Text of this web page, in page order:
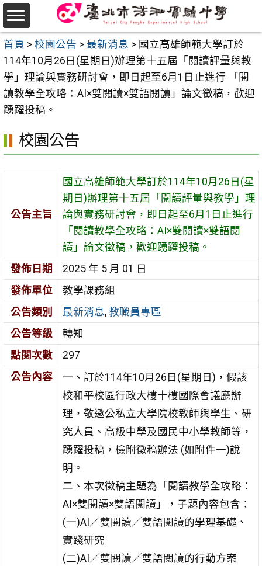
跳
至
主
要
內
容
區
首頁 > 校園公告 > 最新消息 > 國立高雄師範大學訂於
114年10月26日(星期日)辦理第十五屆「閱讀評量與教
學」理論與實務研討會，即日起至6月1日止進行 「閱
讀教學全攻略：AI×雙閱讀×雙語閱讀」論文徵稿，歡迎
踴躍投稿。
校園公告
公告主旨
國立高雄師範大學訂於114年10月26日(星
期日)辦理第十五屆「閱讀評量與教學」理
論與實務研討會，即日起至6月1日止進行
「閱讀教學全攻略：AI×雙閱讀×雙語閱
讀」論文徵稿，歡迎踴躍投稿。
發佈日期
2025 年 5 月 01 日
發佈單位
教學課務組
公告類別
最新消息, 教職員專區
公告等級
轉知
點閱次數
297
公告內容
一、訂於114年10月26日(星期日)，假該
校和平校區行政大樓十樓國際會議廳辦
理，敬邀公私立大學院校教師與學生、研
究人員、高級中學及國民中小學教師等，
踴躍投稿，檢附徵稿辦法 (如附件一)說
明。
二、本次徵稿主題為「閱讀教學全攻略：
AI×雙閱讀×雙語閱讀」，子題內容包含：
(一)AI／雙閱讀／雙語閱讀的學理基礎、
實踐研究
(二)AI／雙閱讀／雙語閱讀的行動方案
選
單